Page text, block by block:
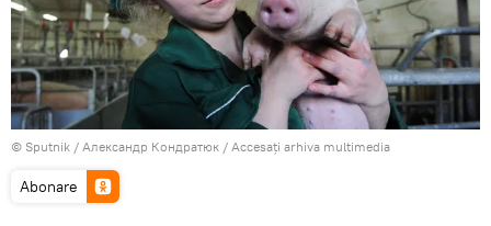
© Sputnik / Александр Кондратюк / Accesați arhiva multimedia
Abonare